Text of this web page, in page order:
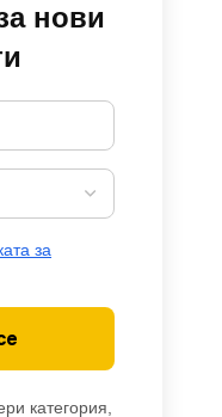
нови
за
категория,